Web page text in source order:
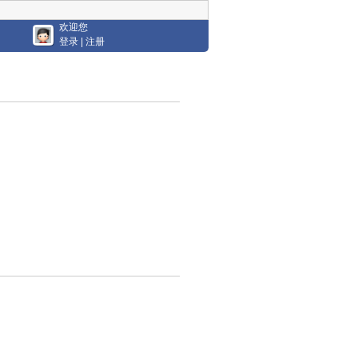
欢迎您
登录
注册